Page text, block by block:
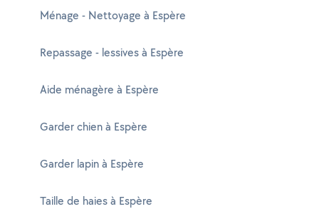
Ménage - Nettoyage à Espère
Repassage - lessives à Espère
Aide ménagère à Espère
Garder chien à Espère
Garder lapin à Espère
Taille de haies à Espère